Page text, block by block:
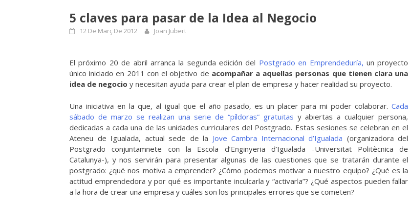
5 claves para pasar de la Idea al Negocio
12 De Març De 2012 Joan Jubert
El próximo 20 de abril arranca la segunda edición del Postgrado en Emprendeduría, un proyecto
único iniciado en 2011 con el objetivo de acompañar a aquellas personas que tienen clara una
idea de negocio y necesitan ayuda para crear el plan de empresa y hacer realidad su proyecto.
Una iniciativa en la que, al igual que el año pasado, es un placer para mi poder colaborar.Cada
sábado de marzo se realizan una serie de “píldoras” gratuitas y abiertas a cualquier persona,
dedicadas a cada una de las unidades curriculares del Postgrado. Estas sesiones se celebran en el
Ateneu de Igualada, actual sede de la Jove Cambra Internacional d’Igualada (organizadora del
Postgrado conjuntamnete con la Escola d’Enginyeria d’Igualada -Universitat Politècnica de
Catalunya-), y nos servirán para presentar algunas de las cuestiones que se tratarán durante el
postgrado: ¿qué nos motiva a emprender? ¿Cómo podemos motivar a nuestro equipo? ¿Qué es la
actitud emprendedora y por qué es importante inculcarla y “activarla”? ¿Qué aspectos pueden fallar
a la hora de crear una empresa y cuáles son los principales errores que se cometen?